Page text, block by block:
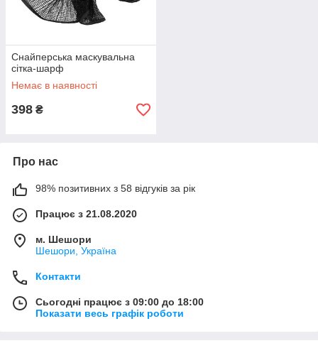
Снайперська маскувальна
сітка-шарф
Немає в наявності
398 ₴
Про нас
98% позитивних з 58 відгуків за рік
Працює з 21.08.2020
м. Шешори
Шешори, Україна
Контакти
Сьогодні працює з 09:00 до 18:00
Показати весь графік роботи